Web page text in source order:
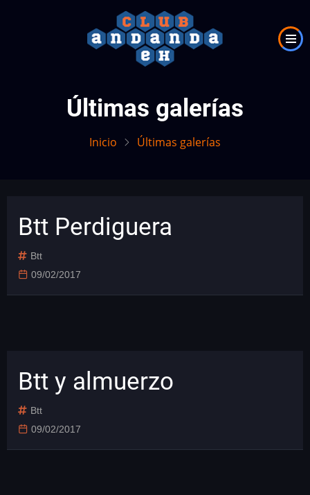
Últimas galerías
Inicio Últimas galerías
Btt Perdiguera
Btt
09/02/2017
Btt y almuerzo
Btt
09/02/2017